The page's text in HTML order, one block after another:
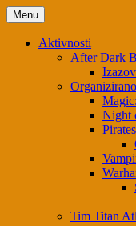
Menu
Aktivnosti
After Dark
Night
Tim Titan